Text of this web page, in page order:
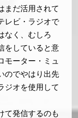
まだ活用されて
レビ・ラジオで
なく、むしろ
をしていると意
モーター・ミュ
のでやはり出先
ジオを使用して
て発信するのも